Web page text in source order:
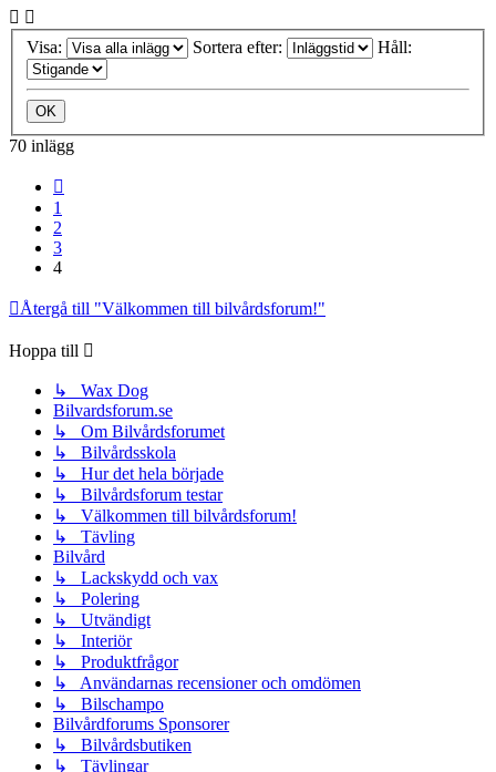
Visa: Sortera efter: Håll:
70 inlägg
1
2
3
4
Återgå till "Välkommen till bilvårdsforum!"
Hoppa till
↳ Wax Dog
Bilvardsforum.se
↳ Om Bilvårdsforumet
↳ Bilvårdsskola
↳ Hur det hela började
↳ Bilvårdsforum testar
↳ Välkommen till bilvårdsforum!
↳ Tävling
Bilvård
↳ Lackskydd och vax
↳ Polering
↳ Utvändigt
↳ Interiör
↳ Produktfrågor
↳ Användarnas recensioner och omdömen
↳ Bilschampo
Bilvårdforums Sponsorer
↳ Bilvårdsbutiken
↳ Tävlingar